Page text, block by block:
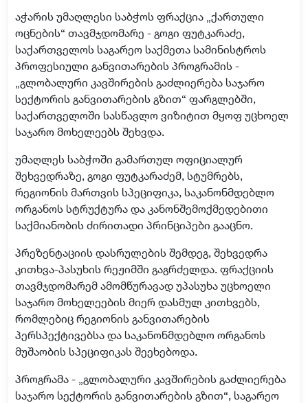
აჭარის უმაღლესი საბჭოს ფრაქცია „ქართული
ოცნების“ თავმჯდომარე - გოგი ფუტკარაძე,
საქართველოს საგარეო საქმეთა სამინისტროს
პროფესიული განვითარების პროგრამის -
„გლობალური კავშირების გაძლიერება საჯარო
სექტორის განვითარების გზით“ ფარგლებში,
საქართველოში სასწავლო ვიზიტით მყოფ უცხოელ
საჯარო მოხელეებს შეხვდა.
უმაღლეს საბჭოში გამართულ ოფიციალურ
შეხვედრაზე, გოგი ფუტკარაძემ, სტუმრებს,
რეგიონის მართვის სპეციფიკა, საკანონმდებლო
ორგანოს სტრუქტურა და კანონშემოქმედებითი
საქმიანობის ძირითადი პრინციპები გააცნო.
პრეზენტაციის დასრულების შემდეგ, შეხვედრა
კითხვა-პასუხის რეჟიმში გაგრძელდა. ფრაქციის
თავმჯდომარემ ამომწურავად უპასუხა უცხოელი
საჯარო მოხელეების მიერ დასმულ კითხვებს,
რომლებიც რეგიონის განვითარების
პერსპექტივებსა და საკანონმდებლო ორგანოს
მუშაობის სპეციფიკას შეეხებოდა.
პროგრამა - „გლობალური კავშირების გაძლიერება
საჯარო სექტორის განვითარების გზით“, საგარეო